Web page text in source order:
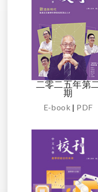
二零二五年第
期
E-book | PDF